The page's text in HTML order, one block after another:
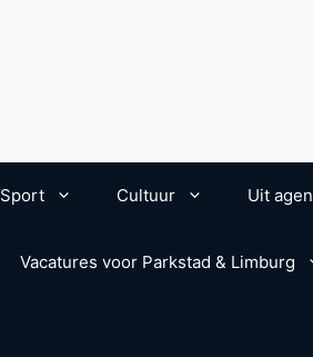
Sport Cultuur Uit
Vacatures voor Parkstad & Limburg